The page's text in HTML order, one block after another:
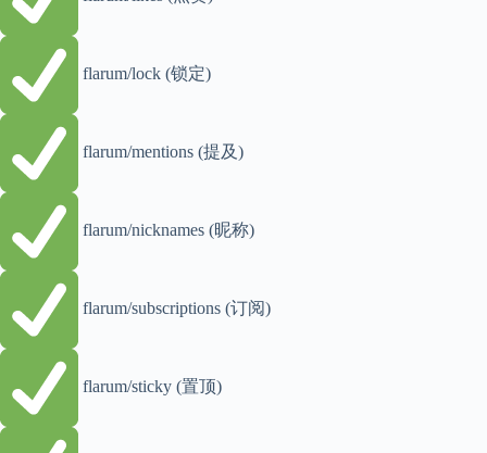
flarum/lock (锁定)
flarum/mentions (提及)
flarum/nicknames (昵称)
flarum/subscriptions (订阅)
flarum/sticky (置顶)